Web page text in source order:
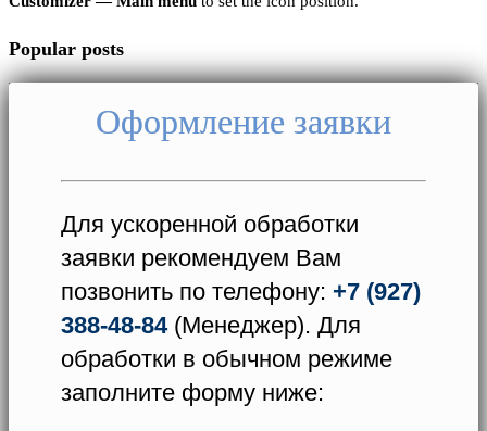
Popular posts
Оформление заявки
Для ускоренной обработки
заявки рекомендуем Вам
позвонить по телефону: +7 (927)
388-48-84 (Менеджер). Для
обработки в обычном режиме
заполните форму ниже: